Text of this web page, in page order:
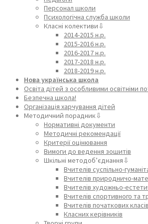
Персонал школи
Психологічна служба школи
Класні колективи⇩
2014-2015 н.р.
2015-2016 н.р.
2016-2017 н.р.
2017-2018 н.р.
2018-2019 н.р.
Нова українська школа
Освіта дітей з особливими освітніми
Безпечна школа!
Організація харчування дітей
Методичний порадник⇩
Нормативні документи
Методичні рекомендації
Критерії оцінювання
Вимоги до ведення зошитів
Шкільні методоб’єднання⇩
Вчителів суспільно-
Вчителів природничо-
Вчителів художньо-
Вчителів спортивного та
Вчителів початкових класів
Класних керівників